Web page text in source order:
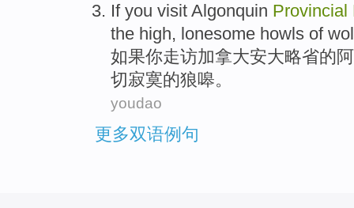
If you visit Algonquin Provincial
the high, lonesome howls of
如果你走访加拿大安大略省的
切寂寞的狼嗥。
youdao
更多双语例句